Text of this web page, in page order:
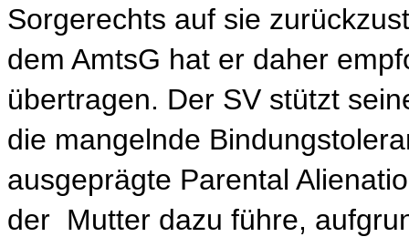
Sorgerechts auf sie
dem AmtsG hat er daher
übertragen. Der SV stützt
die mangelnde
ausgeprägte Parental
der Mutter dazu führe,